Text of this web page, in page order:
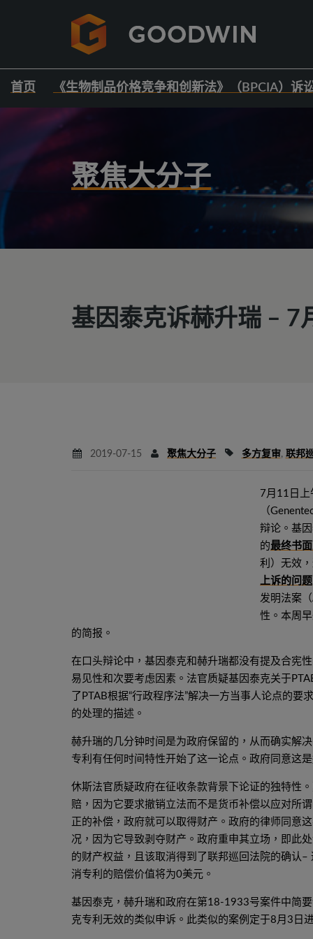
首页 《生物制品价格竞争和创新法》（BPCIA）诉
聚焦大分子
基因泰克诉赫升瑞 – 7
2019-07-15 聚焦大分子 多方复审, 联邦
7月11日上
（
辩论。基
的最终书
利）无效
上诉的问题
发明法案
性。本周早
的简报。
在口头辩论中，基因泰克和赫升瑞都没有提及合宪
易见性和次要考虑因素。法官质疑基因泰克关于
了PTAB根据“行政程序法”解决一方当事人论点的
的处理的描述。
赫升瑞的几分钟时间是为政府保留的，从而确实解
专利有任何时间特性开始了这一论点。政府同意这
休斯法官质疑政府在征收条款背景下论证的独特性
赔，因为它要求撤销立法而不是货币补偿以应对所
正的补偿，政府就可以取得财产。政府的律师同意
况，因为它导致剥夺财产。政府重申其立场，即此
的财产权益，且该取消得到了联邦巡回法院的确认
消专利的赔偿价值将为0美元。
基因泰克，赫升瑞和政府在第18-1933号案件中简
克专利无效的类似申诉。此类似的案例定于8月3日